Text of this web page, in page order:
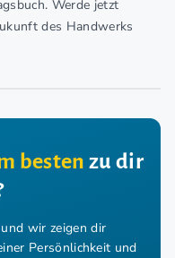
Werde jetzt
des Handwerks
besten zu dir
wir zeigen dir
Persönlichkeit und